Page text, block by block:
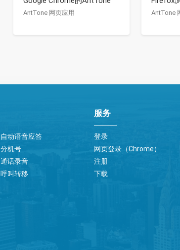
AntTone 网页应用 AntTone
自动语音应答
分机号
通话录音
呼叫转移
服务
登录
网页登录（Chrome）
注册
下载